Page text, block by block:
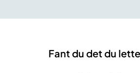
Fant du det du